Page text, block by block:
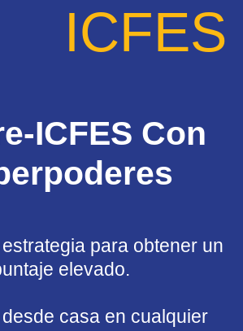
ICFES
ICFES Con
para obtener un
elevado.
casa en cualquier